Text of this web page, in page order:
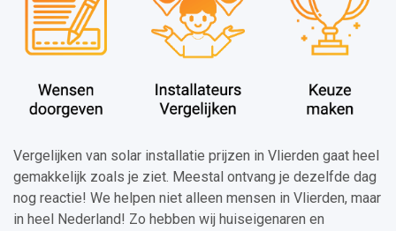
Vergelijken van solar installatie prijzen in Vlierden gaat heel
gemakkelijk zoals je ziet. Meestal ontvang je dezelfde dag
nog reactie! We helpen niet alleen mensen in Vlierden, maar
in heel Nederland! Zo hebben wij huiseigenaren en